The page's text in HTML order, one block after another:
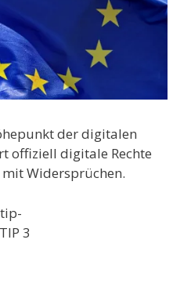
der digitalen
offiziell digitale Rechte
Widersprüchen.
3